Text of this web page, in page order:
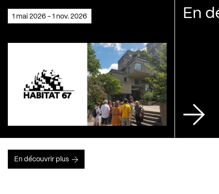
1 mai 2026 - 1 nov. 2026 En
En découvrir plus